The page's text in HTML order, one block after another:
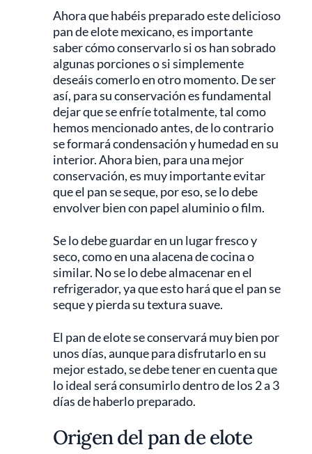
Ahora que habéis preparado este delicioso
pan de elote mexicano, es importante
saber cómo conservarlo si os han sobrado
algunas porciones o si simplemente
deseáis comerlo en otro momento. De ser
así, para su conservación es fundamental
dejar que se enfríe totalmente, tal como
hemos mencionado antes, de lo contrario
se formará condensación y humedad en su
interior. Ahora bien, para una mejor
conservación, es muy importante evitar
que el pan se seque, por eso, se lo debe
envolver bien con papel aluminio o film.
Se lo debe guardar en un lugar fresco y
seco, como en una alacena de cocina o
similar. No se lo debe almacenar en el
refrigerador, ya que esto hará que el pan se
seque y pierda su textura suave.
El pan de elote se conservará muy bien por
unos días, aunque para disfrutarlo en su
mejor estado, se debe tener en cuenta que
lo ideal será consumirlo dentro de los 2 a 3
días de haberlo preparado.
Origen del pan de elote